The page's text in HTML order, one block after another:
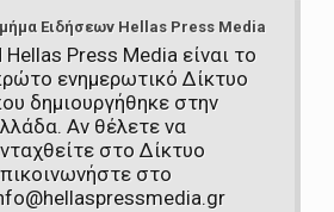
Ειδήσεων Hellas Press Media
Hellas Press Media είναι το
ενημερωτικό Δίκτυο
δημιουργήθηκε στην
Αν θέλετε να
στο Δίκτυο
στο